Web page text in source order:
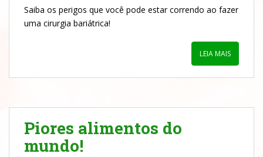
Saiba os perigos que você pode estar correndo ao fazer
uma cirurgia bariátrica!
LEIA MAIS
Piores alimentos do
mundo!